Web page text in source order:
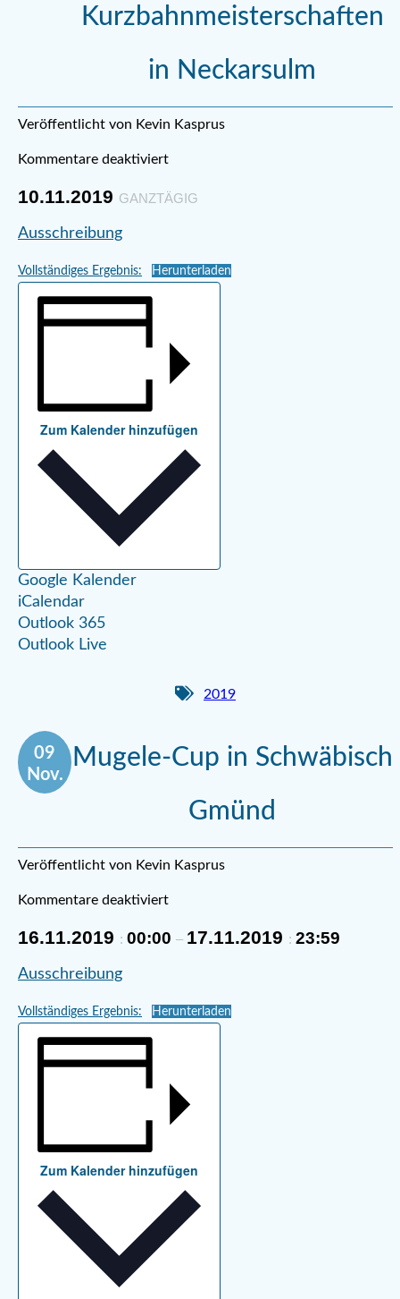
Kurzbahnmeisterschaften
in Neckarsulm
Veröffentlicht von Kevin Kasprus
Kommentare deaktiviert
10.11.2019 GANZTÄGIG
Ausschreibung
Vollständiges Ergebnis: Herunterladen
Zum Kalender hinzufügen
Google Kalender
iCalendar
Outlook 365
Outlook Live
2019
09
Nov.
Mugele-Cup in Schwäbisch
Gmünd
Veröffentlicht von Kevin Kasprus
Kommentare deaktiviert
16.11.2019 : 00:00 – 17.11.2019 : 23:59
Ausschreibung
Vollständiges Ergebnis: Herunterladen
Zum Kalender hinzufügen